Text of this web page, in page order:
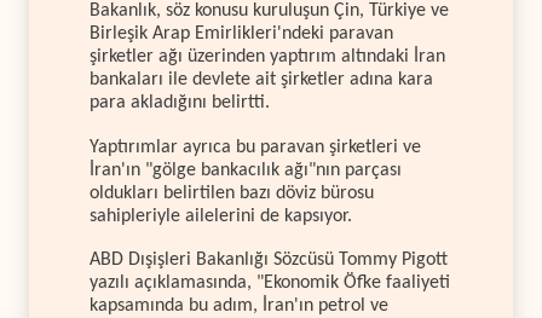
Bakanlık, söz konusu kuruluşun Çin, Türkiye ve
Birleşik Arap Emirlikleri'ndeki paravan
şirketler ağı üzerinden yaptırım altındaki İran
bankaları ile devlete ait şirketler adına kara
para akladığını belirtti.
Yaptırımlar ayrıca bu paravan şirketleri ve
İran'ın "gölge bankacılık ağı"nın parçası
oldukları belirtilen bazı döviz bürosu
sahipleriyle ailelerini de kapsıyor.
ABD Dışişleri Bakanlığı Sözcüsü Tommy Pigott
yazılı açıklamasında, "Ekonomik Öfke faaliyeti
kapsamında bu adım, İran'ın petrol ve